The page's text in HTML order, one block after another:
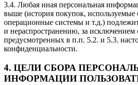
3.4. Любая иная персональная
выше (история покупок, используемые
операционные системы и т.д.)
и нераспространению, за исключением
предусмотренных в п.п. 5.2. и 5.3.
конфиденциальности.
4. ЦЕЛИ СБОРА
ИНФОРМАЦИИ